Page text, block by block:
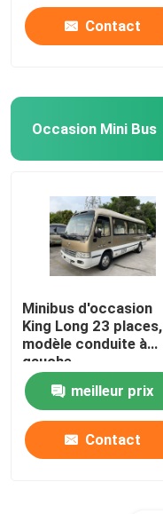
Contact
Occasion Mini Bus
Minibus d'occasion
King Long 23 places,
modèle conduite à
gauche
meilleur prix
Contact